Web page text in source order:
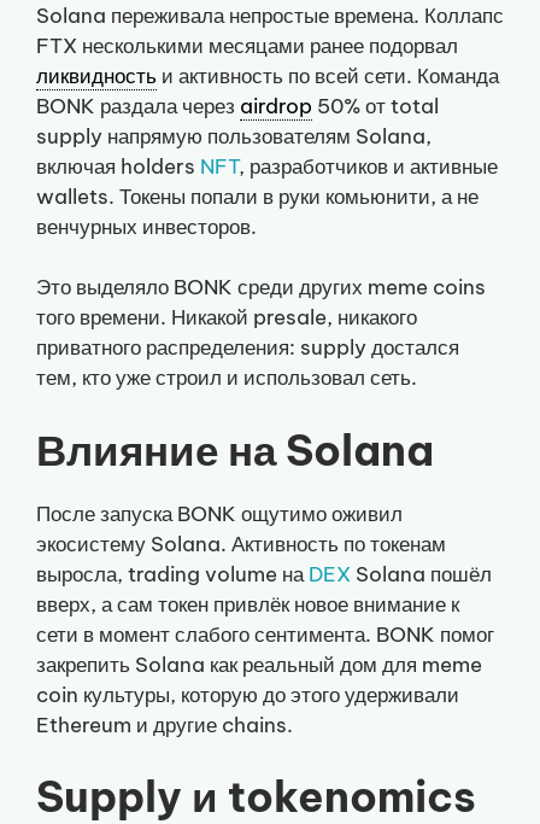
Solana переживала непростые времена. Коллапс
FTX несколькими месяцами ранее подорвал
ликвидность и активность по всей сети. Команда
BONK раздала через airdrop 50% от total
supply напрямую пользователям Solana,
включая holders NFT, разработчиков и активные
wallets. Токены попали в руки комьюнити, а не
венчурных инвесторов.
Это выделяло BONK среди других meme coins
того времени. Никакой presale, никакого
приватного распределения: supply достался
тем, кто уже строил и использовал сеть.
Влияние на Solana
После запуска BONK ощутимо оживил
экосистему Solana. Активность по токенам
выросла, trading volume наDEX Solana пошёл
вверх, а сам токен привлёк новое внимание к
сети в момент слабого сентимента. BONK помог
закрепить Solana как реальный дом для meme
coin культуры, которую до этого удерживали
Ethereum и другие chains.
Supply и tokenomics